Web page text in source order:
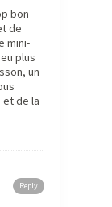
bon
de
mini-
plus
un
de la
Reply